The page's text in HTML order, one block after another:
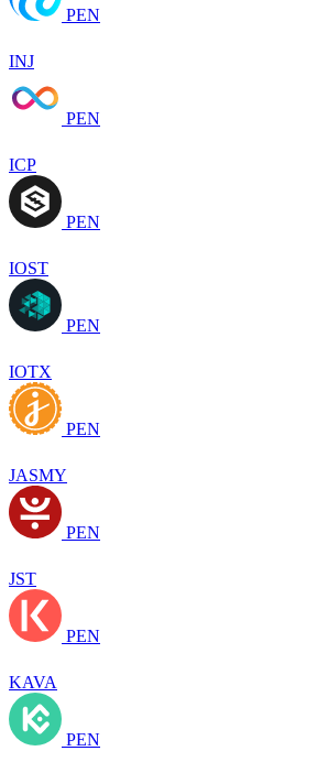
PEN
INJ
PEN
ICP
PEN
IOST
PEN
IOTX
PEN
JASMY
PEN
JST
PEN
KAVA
PEN